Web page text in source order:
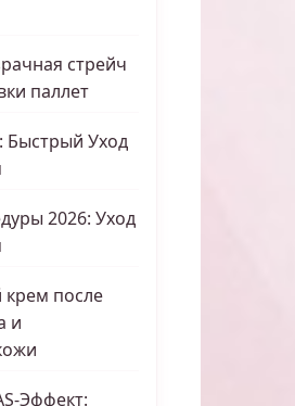
стрейч
паллет
Быстрый Уход
2026: Уход
после
и
Эффект: